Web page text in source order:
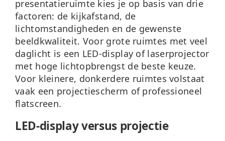
presentatieruimte kies je op basis van drie
factoren: de kijkafstand, de
lichtomstandigheden en de gewenste
beeldkwaliteit. Voor grote ruimtes met veel
daglicht is een LED-display of laserprojector
met hoge lichtopbrengst de beste keuze.
Voor kleinere, donkerdere ruimtes volstaat
vaak een projectiescherm of professioneel
flatscreen.
LED-display versus projectie